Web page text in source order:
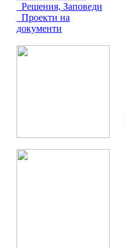
Решения, Заповеди
Проекти на
документи